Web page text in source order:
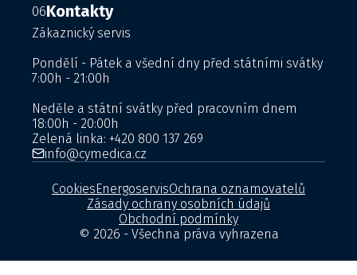
06Kontakty
Zákaznický servis
Pondělí - Pátek a všední dny před státními svátky
7:00h - 21:00h
Neděle a státní svátky před pracovním dnem
18:00h - 20:00h
Zelená linka: +420 800 137 269
info@cymedica.cz
© 2026 - Všechna práva vyhrazena
CookiesEnergoservisOchrana oznamovatelů
Zásady ochrany osobních údajů
Obchodní podmínky